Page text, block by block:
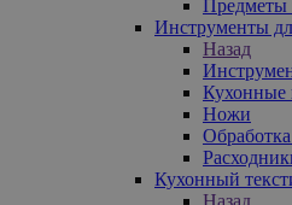
Предметы
Инструменты
Назад
Кухонные
Ножи
Кухонный
Назад